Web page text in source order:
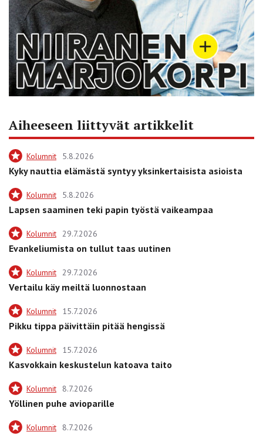
Aiheeseen liittyvät artikkelit
Kolumnit 5.8.2026
Kyky nauttia elämästä syntyy yksinkertaisista asioista
Kolumnit 5.8.2026
Lapsen saaminen teki papin työstä vaikeampaa
Kolumnit 29.7.2026
Evankeliumista on tullut taas uutinen
Kolumnit 29.7.2026
Vertailu käy meiltä luonnostaan
Kolumnit 15.7.2026
Pikku tippa päivittäin pitää hengissä
Kolumnit 15.7.2026
Kasvokkain keskustelun katoava taito
Kolumnit 8.7.2026
Yöllinen puhe avioparille
Kolumnit 8.7.2026